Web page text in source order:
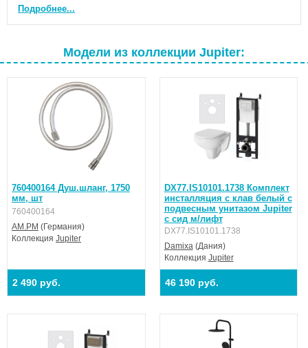
блеск продукта на срок более 10 лет. - С заботой о чистоте: к
смесителю прилагается функциональный гигиенический душ и
Подробнее...
Модели из коллекции Jupiter:
760400164 Душ.шланг, 1750
мм, шт
760400164
AM.PM (Германия)
Коллекция Jupiter
2 490 руб.
DX77.IS10101.1738 Комплект
инсталляция с клав белый с
подвесным унитазом Jupiter
с сид м/лифт
DX77.IS10101.1738
Damixa(Дания)
Коллекция Jupiter
46 190 руб.